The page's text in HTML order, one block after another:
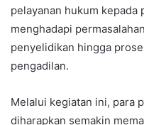
pelayanan hukum kepada
menghadapi
penyelidikan hingga
pengadilan.
Melalui kegiatan ini, para
diharapkan semakin